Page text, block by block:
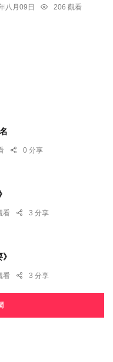
八月09日
206 觀看
0 分享
看 3 分享
看 3 分享